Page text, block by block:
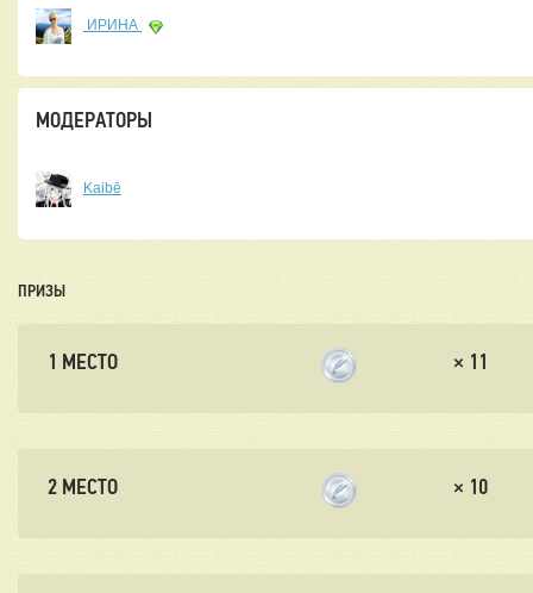
ИРИНА
МОДЕРАТОРЫ
Kaibē
ПРИЗЫ
1 МЕСТО × 11
2 МЕСТО × 10